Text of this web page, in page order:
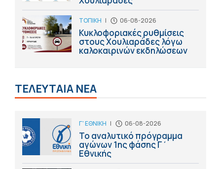
ΤΟΠΙΚΗ | 06-08-2026
Κυκλοφοριακές ρυθμίσεις
στους Χουλιαράδες λόγω
καλοκαιρινών εκδηλώσεων
ΤΕΛΕΥΤΑΙΑ ΝΕΑ
Γ' ΕΘΝΙΚΗ | 06-08-2026
Το αναλυτικό πρόγραμμα
αγώνων 1ης φάσης Γ΄
Εθνικής